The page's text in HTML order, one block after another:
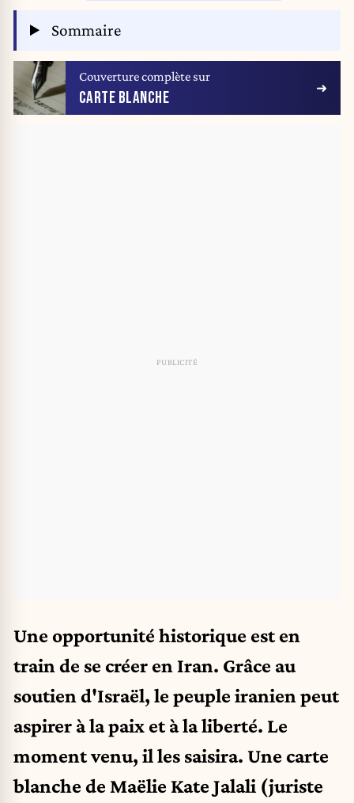
Sommaire
Couverture complète sur
CARTE BLANCHE
Une opportunité historique est en
train de se créer en Iran. Grâce au
soutien d'Israël, le peuple iranien peut
aspirer à la paix et à la liberté. Le
moment venu, il les saisira. Une carte
blanche de Maëlie Kate Jalali (juriste